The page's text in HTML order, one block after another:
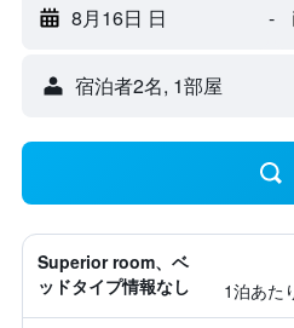
8月16日 日 -
宿泊者2名, 1​部屋
Superior room、ベ
ッドタイプ情報なし
1泊あた